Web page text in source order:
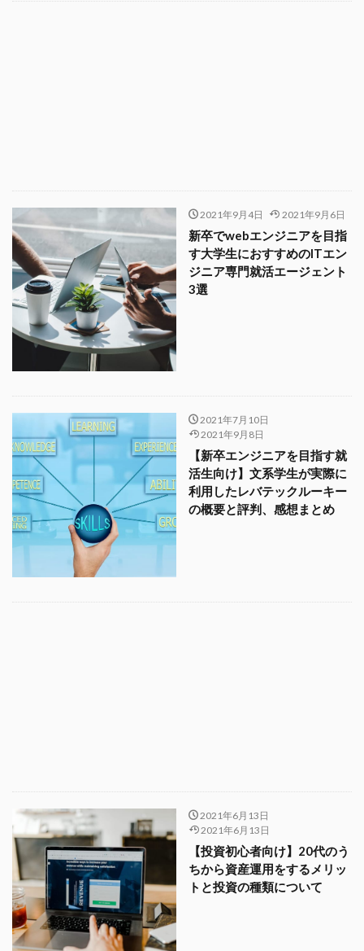
2021年9月4日 2021年9月6日
新卒でwebエンジニアを目指
す大学生におすすめのITエン
ジニア専門就活エージェント
3選
2021年7月10日
2021年9月8日
【新卒エンジニアを目指す就
活生向け】文系学生が実際に
利用したレバテックルーキー
の概要と評判、感想まとめ
2021年6月13日
2021年6月13日
【投資初心者向け】20代のう
ちから資産運用をするメリッ
トと投資の種類について